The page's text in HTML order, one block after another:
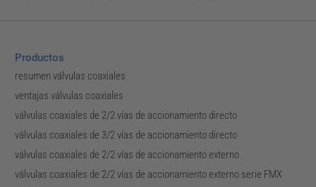
Productos
resumen válvulas coaxiales
ventajas válvulas coaxiales
válvulas coaxiales de 2/2 vías de accionamiento directo
válvulas coaxiales de 3/2 vías de accionamiento directo
válvulas coaxiales de 2/2 vías de accionamiento externo
válvulas coaxiales de 2/2 vías de accionamiento externo serie FMX